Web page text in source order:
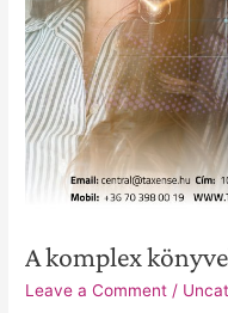
A komplex
Leave a Comment /